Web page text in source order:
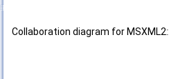
Collaboration diagram for